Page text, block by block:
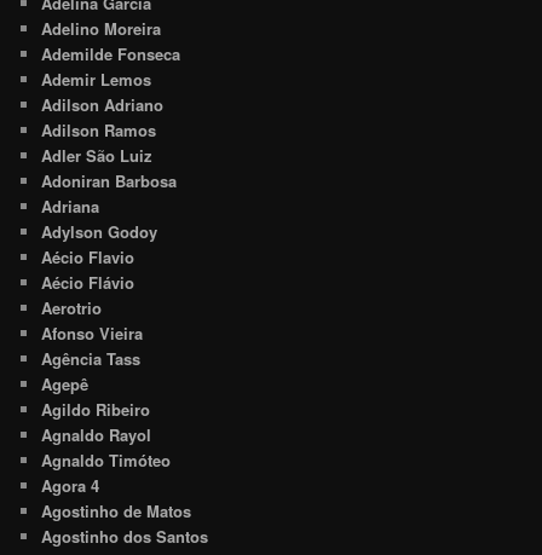
Adelino Moreira
Ademilde Fonseca
Ademir Lemos
Adilson Adriano
Adilson Ramos
Adler São Luiz
Adoniran Barbosa
Adriana
Adylson Godoy
Aécio Flavio
Aécio Flávio
Aerotrio
Afonso Vieira
Agência Tass
Agepê
Agildo Ribeiro
Agnaldo Rayol
Agnaldo Timóteo
Agora 4
Agostinho de Matos
Agostinho dos Santos